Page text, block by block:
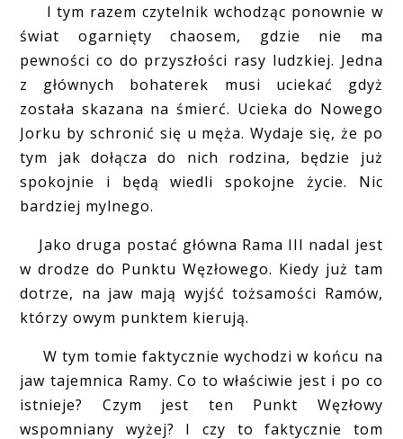
I tym razem czytelnik wchodząc ponownie w
świat ogarnięty chaosem, gdzie nie ma
pewności co do przyszłości rasy ludzkiej. Jedna
z głównych bohaterek musi uciekać gdyż
została skazana na śmierć. Ucieka do Nowego
Jorku by schronić się u męża. Wydaje się, że po
tym jak dołącza do nich rodzina, będzie już
spokojnie i będą wiedli spokojne życie. Nic
bardziej mylnego.
Jako druga postać główna Rama III nadal jest
w drodze do Punktu Węzłowego. Kiedy już tam
dotrze, na jaw mają wyjść tożsamości Ramów,
którzy owym punktem kierują.
W tym tomie faktycznie wychodzi w końcu na
jaw tajemnica Ramy. Co to właściwie jest i po co
istnieje? Czym jest ten Punkt Węzłowy
wspomniany wyżej? I czy to faktycznie tom